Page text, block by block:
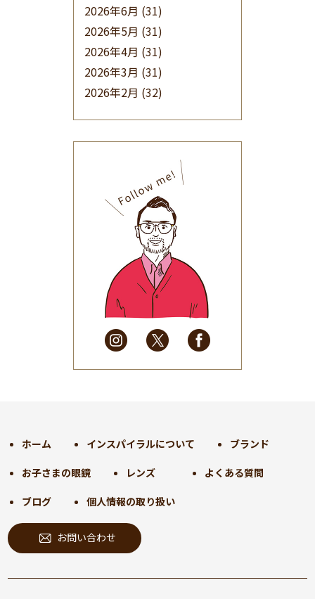
2026年6月 (31)
2026年5月 (31)
2026年4月 (31)
2026年3月 (31)
2026年2月 (32)
(32)
2025年9月(30)
2025年8月(31)
2025年7月(37)
2025年6月(48)
2025年5月
(41)
2025年4月
(32)
2025年3月(31)
2025年2月
(28)
2025年1月
(34)
2024年9月(30)
2024年7月(31)
2024年6月(30)
2024年5月
2024年4月 (32)
2024年2月(31)
ホーム インスパイラルについて ブランド
お子さまの眼鏡 レンズ よくある質問
ブログ 個人情報の取り扱い
お問い合わせ